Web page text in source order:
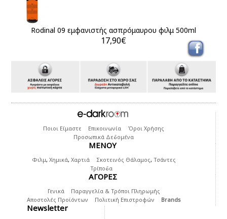
Rodinal 09 εμφανιστής ασπρόμαυρου φιλμ 500ml
17,90€
Ποιοι Είμαστε Επικοινωνία
Όροι Χρήσης
Προσωπικά Δεδομένα
ΜΕΝΟΥ
Φιλμ, Χημικά, Χαρτιά Σκοτεινός Θάλαμος, Τσάντες
Τρίποδα
ΑΓΟΡΕΣ
Γενικά
Παραγγελία & Τρόποι Πληρωμής
Αποστολές Προϊόντων
Πολιτική Επιστροφών Brands
Newsletter